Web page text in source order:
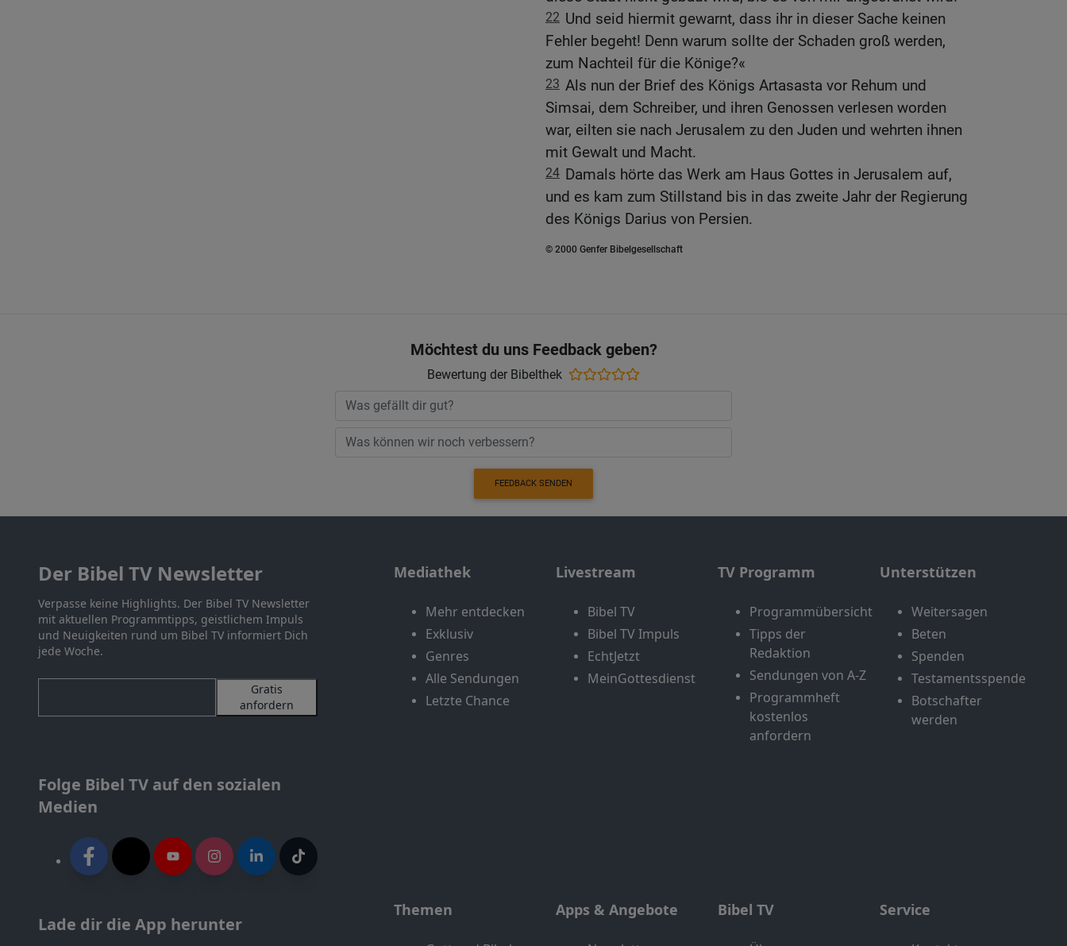
22 Und seid hiermit gewarnt, dass ihr in dieser Sache keinen
Fehler begeht! Denn warum sollte der Schaden groß werden,
zum Nachteil für die Könige?«
23 Als nun der Brief des Königs Artasasta vor Rehum und
Simsai, dem Schreiber, und ihren Genossen verlesen worden
war, eilten sie nach Jerusalem zu den Juden und wehrten ihnen
mit Gewalt und Macht.
24 Damals hörte das Werk am Haus Gottes in Jerusalem auf,
und es kam zum Stillstand bis in das zweite Jahr der Regierung
des Königs Darius von Persien.
© 2000 Genfer Bibelgesellschaft
Möchtest du uns Feedback geben?
Bewertung der Bibelthek
FEEDBACK SENDEN
Der Bibel TV Newsletter
Verpasse keine Highlights. Der Bibel TV Newsletter
mit aktuellen Programmtipps, geistlichem Impuls
und Neuigkeiten rund um Bibel TV informiert Dich
jede Woche.
Gratis
anfordern
Folge Bibel TV auf den sozialen
Medien
Lade dir die App herunter
Mediathek
Mehr entdecken
Exklusiv
Genres
Alle Sendungen
Letzte Chance
Livestream
Bibel TV
Bibel TV Impuls
EchtJetzt
MeinGottesdienst
TV Programm
Programmübersicht
Tipps der
Redaktion
Sendungen von A-Z
Programmheft
kostenlos
anfordern
Unterstützen
Weitersagen
Beten
Spenden
Testamentsspende
Botschafter
werden
Themen Apps & Angebote Bibel TV Service